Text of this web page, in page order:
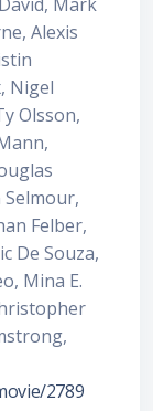
Alexis
Nigel
Olsson,
Felber,
De Souza,
Mina E.
2789